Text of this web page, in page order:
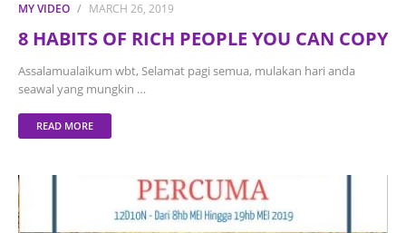
MY VIDEO MARCH 26, 2019
8 HABITS OF RICH PEOPLE YOU CAN COPY
Assalamualaikum wbt, Selamat pagi semua, mulakan hari anda
seawal yang mungkin …
READ MORE